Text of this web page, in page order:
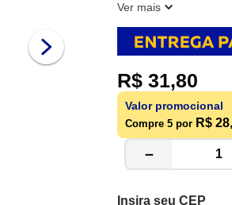
Erva-Mate padrão
As folhas colhidas
selecionadas
por um ambiente
Ver mais
R$ 31,80
Valor promocional
Compre 5 porR$
－